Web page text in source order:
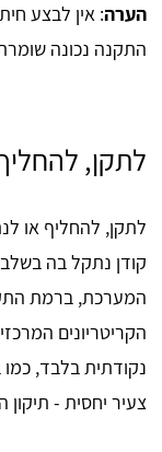
הערה
התקנה נכונה
לתקן,
לתקן, להחליף או
קודן נתקל בה
המערכת, ברמת
הקריטריונים
נקודתית בלבד, כמו
צעיר יחסית -